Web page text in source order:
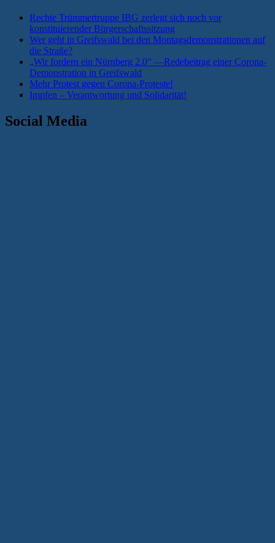
Rechte Trümmertruppe IBG zerlegt sich noch vor
konstituierender Bürgerschaftssitzung
Wer geht in Greifswald bei den Montagsdemonstrationen auf
die Straße?
„Wir fordern ein Nürnberg 2.0“ —Redebeitrag einer Corona-
Demonstration in Greifswald
Mehr Protest gegen Corona-Proteste!
Impfen – Verantwortung und Solidarität!
Social Media